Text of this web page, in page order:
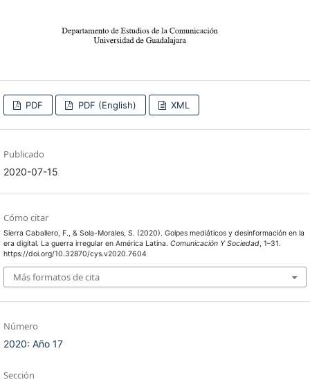
PDF PDF (English) XML
Publicado
2020-07-15
Cómo citar
Sierra Caballero, F., & Sola-Morales, S. (2020). Golpes mediáticos y desinformación en la
era digital. La guerra irregular en América Latina. Comunicación Y Sociedad, 1–31.
https://doi.org/10.32870/cys.v2020.7604
Más formatos de cita
Número
2020: Año 17
Sección